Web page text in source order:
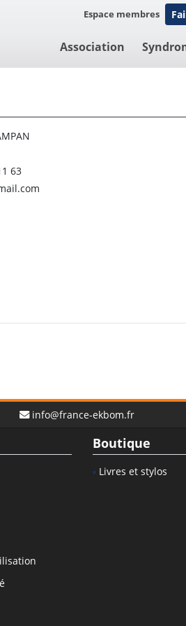
Espace membres
Association
63
info@france-ekbom.fr
Boutique
Livres et stylos